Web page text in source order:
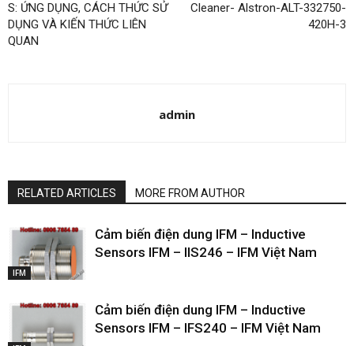
S: ỨNG DỤNG, CÁCH THỨC SỬ
DỤNG VÀ KIẾN THỨC LIÊN
QUAN
Cleaner- Alstron-ALT-332750-
420H-3
admin
RELATED ARTICLES MORE FROM AUTHOR
IFM
Cảm biến điện dung IFM – Inductive
Sensors IFM – IIS246 – IFM Việt Nam
Cảm biến điện dung IFM – Inductive
Sensors IFM – IFS240 – IFM Việt Nam